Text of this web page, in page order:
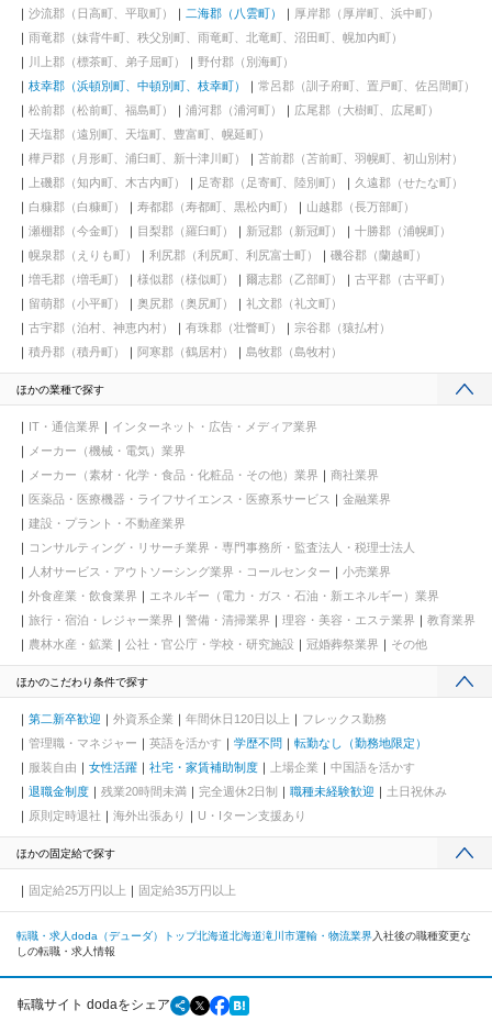
沙流郡（日高町、平取町）
二海郡（八雲町）
厚岸郡（厚岸町、浜中町）
雨竜郡（妹背牛町、秩父別町、雨竜町、北竜町、沼田町、幌加内町）
川上郡（標茶町、弟子屈町）
野付郡（別海町）
枝幸郡（浜頓別町、中頓別町、枝幸町）
常呂郡（訓子府町、置戸町、佐呂間町）
松前郡（松前町、福島町）
浦河郡（浦河町）
広尾郡（大樹町、広尾町）
天塩郡（遠別町、天塩町、豊富町、幌延町）
樺戸郡（月形町、浦臼町、新十津川町）
苫前郡（苫前町、羽幌町、初山別村）
上磯郡（知内町、木古内町）
足寄郡（足寄町、陸別町）
久遠郡（せたな町）
白糠郡（白糠町）
寿都郡（寿都町、黒松内町）
山越郡（長万部町）
瀬棚郡（今金町）
目梨郡（羅臼町） 新冠郡（新冠町）
十勝郡（浦幌町）
幌泉郡（えりも町）
利尻郡（利尻町、利尻富士町）
磯谷郡（蘭越町）
増毛郡（増毛町）
様似郡（様似町） 爾志郡（乙部町）
古平郡（古平町）
留萌郡（小平町）
奥尻郡（奥尻町）
礼文郡（礼文町）
古宇郡（泊村、神恵内村）
有珠郡（壮瞥町）
宗谷郡（猿払村）
積丹郡（積丹町）
阿寒郡（鶴居村） 島牧郡（島牧村）
ほかの業種で探す
IT・通信業界
インターネット・広告・メディア業界
メーカー（機械・電気）業界
メーカー（素材・化学・食品・化粧品・その他）業界
商社業界
医薬品・医療機器・ライフサイエンス・医療系サービス
金融業界
建設・プラント・不動産業界
コンサルティング・リサーチ業界・専門事務所・監査法人・税理士法人
人材サービス・アウトソーシング業界・コールセンター
小売業界
外食産業・飲食業界
エネルギー（電力・ガス・石油・新エネルギー）業界
旅行・宿泊・レジャー業界
警備・清掃業界 理容・美容・エステ業界
教育業界
農林水産・鉱業
公社・官公庁・学校・研究施設 冠婚葬祭業界 その他
ほかのこだわり条件で探す
第二新卒歓迎 外資系企業 年間休日120日以上
フレックス勤務
管理職・マネジャー
英語を活かす 学歴不問
転勤なし（勤務地限定）
服装自由
女性活躍 社宅・家賃補助制度 上場企業
中国語を活かす
退職金制度
残業20時間未満 完全週休2日制 職種未経験歓迎
土日祝休み
原則定時退社
海外出張あり U・Iターン支援あり
ほかの固定給で探す
固定給25万円以上 固定給35万円以上
転職・求人doda（デューダ）トップ北海道北海道滝川市運輸・物流業界入社後の職種変更な
しの転職・求人情報
転職サイト dodaをシェア